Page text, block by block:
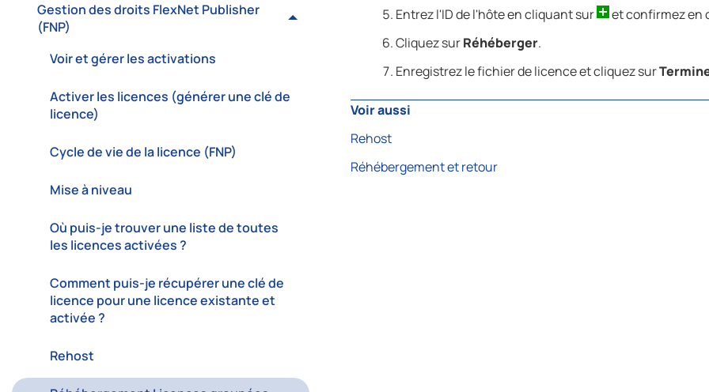
Gestion des droits FlexNet Publisher
(FNP)
Voir et gérer les activations
Activer les licences (générer une clé de
licence)
Cycle de vie de la licence (FNP)
Mise à niveau
Où puis-je trouver une liste de toutes
les licences activées ?
Comment puis-je récupérer une clé de
licence pour une licence existante et
activée ?
Rehost
Entrez l'ID de l'hôte en cliquant sur
et confirmez en
Cliquez surRéhéberger.
Enregistrez le fichier de licence et cliquez sur
Voir aussi
Rehost
Réhébergement et retour